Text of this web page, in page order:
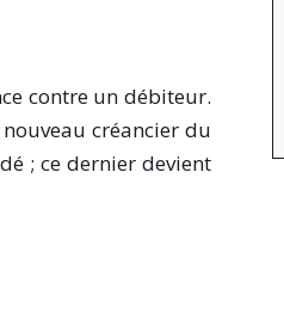
contre un débiteur.
créancier du
; ce dernier devient